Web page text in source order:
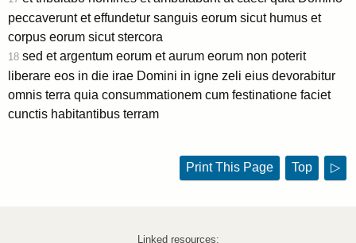
peccaverunt et effundetur sanguis eorum sicut humus et
corpus eorum sicut stercora
18 sed et argentum eorum et aurum eorum non poterit
liberare eos in die irae Domini in igne zeli eius devorabitur
omnis terra quia consummationem cum festinatione faciet
cunctis habitantibus terram
Print This Page Top ▷
Linked resources: